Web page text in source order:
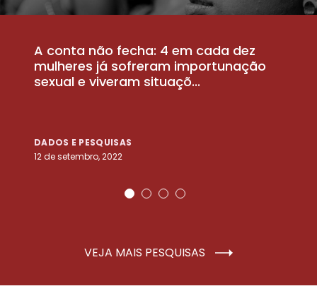
A conta não fecha: 4 em cada dez
mulheres já sofreram importunação
sexual e viveram situaçõ...
DADOS E PESQUISAS
12 de setembro, 2022
VEJA MAIS PESQUISAS